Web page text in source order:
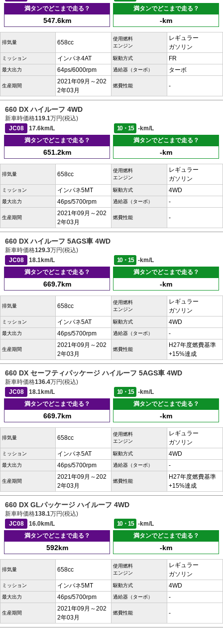
満タンでどこまで走る？
547.6km
満タンでどこまで走る？
-km
排気量 658cc
使用燃料
エンジン
レギュラー
ガソリン
ミッション インパネ4AT 駆動方式 FR
最大出力 64ps/6000rpm 過給器（ターボ） ターボ
生産期間
2021年09月～202
2年03月
燃費性能 -
660 DX ハイルーフ 4WD
新車時価格119.1万円(税込)
JC08
17.6km/L 10・15
-km/L
満タンでどこまで走る？
651.2km
満タンでどこまで走る？
-km
排気量 658cc
使用燃料
エンジン
レギュラー
ガソリン
ミッション インパネ5MT 駆動方式 4WD
最大出力 46ps/5700rpm 過給器（ターボ） -
生産期間
2021年09月～202
2年03月
燃費性能 -
660 DX ハイルーフ 5AGS車 4WD
新車時価格129.3万円(税込)
JC08
18.1km/L 10・15
-km/L
満タンでどこまで走る？
669.7km
満タンでどこまで走る？
-km
排気量 658cc
使用燃料
エンジン
レギュラー
ガソリン
ミッション インパネ5AT 駆動方式 4WD
最大出力 46ps/5700rpm 過給器（ターボ） -
生産期間
2021年09月～202
2年03月
燃費性能
H27年度燃費基準
+15%達成
660 DX セーフティパッケージ ハイルーフ 5AGS車 4WD
新車時価格136.4万円(税込)
JC08
18.1km/L 10・15
-km/L
満タンでどこまで走る？
669.7km
満タンでどこまで走る？
-km
排気量 658cc
使用燃料
エンジン
レギュラー
ガソリン
ミッション インパネ5AT 駆動方式 4WD
最大出力 46ps/5700rpm 過給器（ターボ） -
生産期間
2021年09月～202
2年03月
燃費性能
H27年度燃費基準
+15%達成
660 DX GLパッケージ ハイルーフ 4WD
新車時価格138.1万円(税込)
JC08
16.0km/L 10・15
-km/L
満タンでどこまで走る？
592km
満タンでどこまで走る？
-km
排気量 658cc
使用燃料
エンジン
レギュラー
ガソリン
ミッション インパネ5MT 駆動方式 4WD
最大出力 46ps/5700rpm 過給器（ターボ） -
生産期間
2021年09月～202
2年03月
燃費性能 -